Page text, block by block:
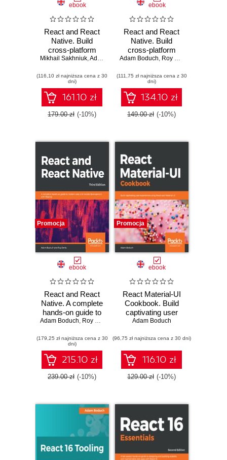
ebook
React and React
Native. Build
cross-platform
JavaScript and
for the web,
desktop, and
mobile - Fifth
Edition
Mikhail Sakhniuk,Adam Boduch
(116,10 zł najniższa cena z 30
dni)
161.10 zł
179.00 zł (-10%)
ebook
React and React
Native. Build
cross-platform
JavaScript
native power for
the web, desktop,
and mobile - Fourth
Edition
Adam Boduch, Roy Derks
(111,75 zł najniższa cena z 30
dni)
134.10 zł
149.00 zł (-10%)
Promocja
ebook
React and React
Native. A complete
hands-on guide to
modern web and
development with
React.js - Third
Edition
Adam Boduch, Roy Derks
(179,25 zł najniższa cena z 30
dni)
215.10 zł
239.00 zł (-10%)
Promocja
ebook
React Material-UI
Cookbook. Build
captivating user
experiences using
Material-UI
Adam Boduch
(96,75 zł najniższa cena z 30 dni)
116.10 zł
129.00 zł (-10%)